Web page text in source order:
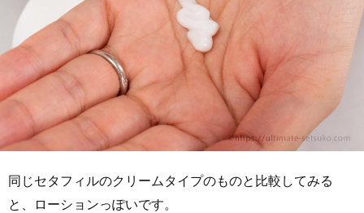
同じセタフィルのクリームタイプのものと比較してみる
と、ローションっぽいです。